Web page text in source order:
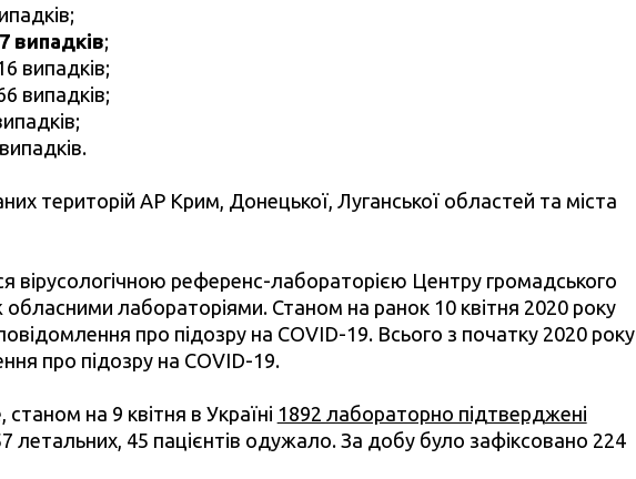
випадків;
випадків;
випадків;
територій АР Крим, Донецької, Луганської областей та міста
вірусологічною референс-лабораторією Центру громадського
обласними лабораторіями. Станом на ранок 10 квітня 2020 року
про підозру на COVID-19. Всього з початку 2020 року
про підозру на COVID-19.
на 9 квітня в Україні 1892 лабораторно підтверджені
летальних, 45 пацієнтів одужало. За добу було зафіксовано 224